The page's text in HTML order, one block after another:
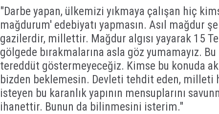
"Darbe yapan, ülkemizi yıkmaya çalışan hiç
mağdurum' edebiyatı yapmasın. Asıl mağdur
gazilerdir, millettir. Mağdur algısı yayarak 15
gölgede bırakmalarına asla göz yumamayız.
tereddüt göstermeyeceğiz. Kimse bu konuda
bizden beklemesin. Devleti tehdit eden, milleti
isteyen bu karanlık yapının mensuplarını
ihanettir. Bunun da bilinmesini isterim."